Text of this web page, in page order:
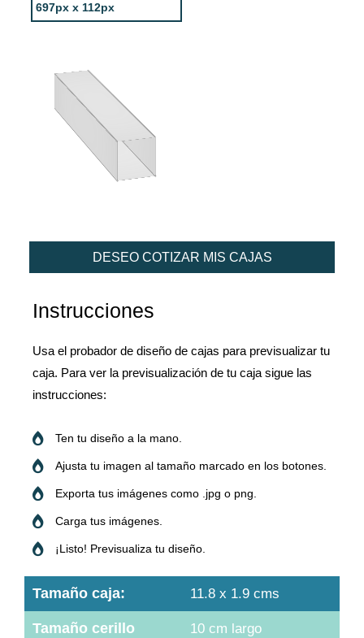
Instrucciones
Usa el probador de diseño de cajas para previsualizar tu
caja. Para ver la previsualización de tu caja sigue las
instrucciones:
Ten tu diseño a la mano.
Ajusta tu imagen al tamaño marcado en los botones.
Exporta tus imágenes como .jpg o png.
Carga tus imágenes.
¡Listo! Previsualiza tu diseño.
Tamaño caja: 11.8 x 1.9 cms
Tamaño cerillo 10 cm largo
697px x 112px
DESEO COTIZAR MIS CAJAS